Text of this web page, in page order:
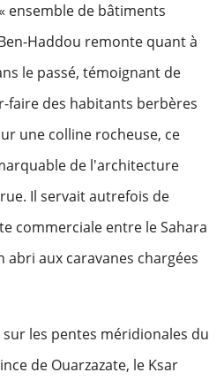
ensemble de bâtiments
Haddou remonte quant à
le passé, témoignant de
faire des habitants berbères
une colline rocheuse, ce
de l'architecture
Il servait autrefois de
commerciale entre le Sahara
aux caravanes chargées
les pentes méridionales du
de Ouarzazate, le Ksar